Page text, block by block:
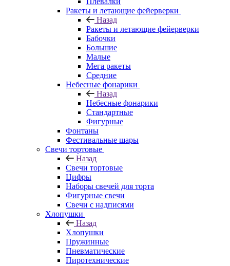
Ракеты и летающие фейерверки
Назад
Ракеты и летающие фейерверки
Бабочки
Большие
Малые
Мега ракеты
Средние
Небесные фонарики
Назад
Небесные фонарики
Стандартные
Фигурные
Фонтаны
Фестивальные шары
Свечи тортовые
Назад
Свечи тортовые
Цифры
Наборы свечей для торта
Фигурные свечи
Свечи с надписями
Хлопушки
Назад
Хлопушки
Пружинные
Пневматические
Пиротехнические